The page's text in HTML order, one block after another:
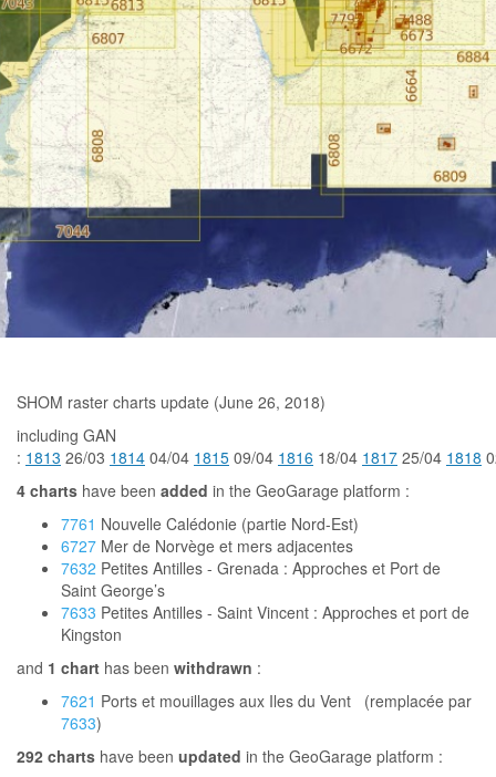
SHOM raster charts update (June 26, 2018)
including GAN
: 1813 26/03 1814 04/04 1815 09/04 1816 18/04 1817 25/04 1818
4 charts have been added in the GeoGarage platform :
7761 Nouvelle Calédonie (partie Nord-Est)
6727 Mer de Norvège et mers adjacentes
7632 Petites Antilles - Grenada : Approches et Port de
Saint George’s
7633 Petites Antilles - Saint Vincent : Approches et port de
Kingston
and 1 chart has been withdrawn :
7621 Ports et mouillages aux Iles du Vent (remplacée par
7633)
292 charts have been updated in the GeoGarage platform :